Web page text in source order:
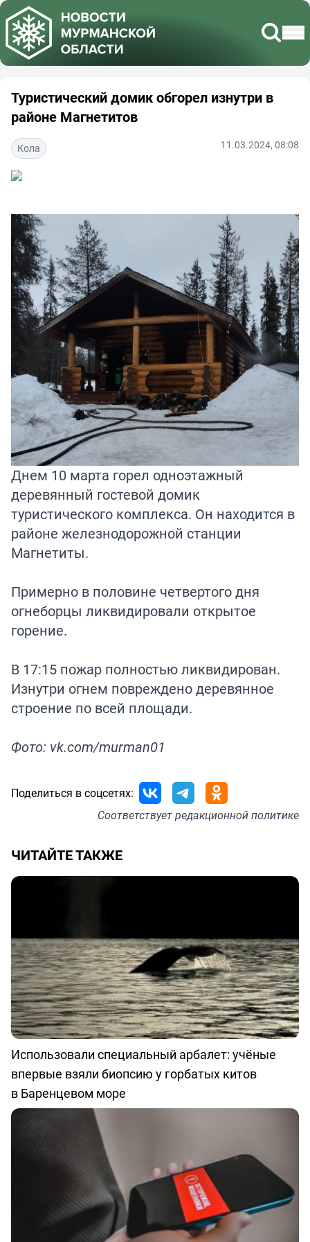
Туристический домик обгорел изнутри в
районе Магнетитов
Кола 11.03.2024, 08:08
Днем 10 марта горел одноэтажный
деревянный гостевой домик
туристического комплекса. Он находится в
районе железнодорожной станции
Магнетиты.
Примерно в половине четвертого дня
огнеборцы ликвидировали открытое
горение.
В 17:15 пожар полностью ликвидирован.
Изнутри огнем повреждено деревянное
строение по всей площади.
Фото: vk.com/murman01
Поделиться в соцсетях:
Соответствуетредакционной политике
ЧИТАЙТЕ ТАКЖЕ
Использовали специальный арбалет: учёные
впервые взяли биопсию у горбатых китов
в Баренцевом море